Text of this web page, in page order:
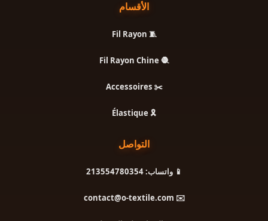
الأقسام
🧵 Fil Rayon
🧶 Fil Rayon Chine
✂️ Accessoires
🎗️ Élastique
التواصل
📱 واتساب: 213554780354
✉️ contact@o-textile.com